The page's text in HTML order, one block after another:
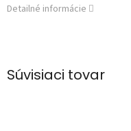
Detailné informácie
Súvisiaci tovar